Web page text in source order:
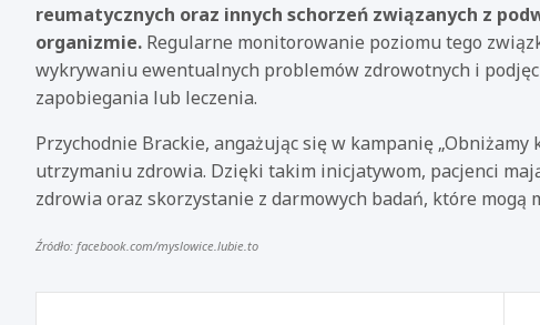
reumatycznych oraz innych schorzeń związanych z
organizmie. Regularne monitorowanie poziomu tego
wykrywaniu ewentualnych problemów zdrowotnych i
zapobiegania lub leczenia.
Przychodnie Brackie, angażując się w kampanię
utrzymaniu zdrowia. Dzięki takim inicjatywom, pacjenci
zdrowia oraz skorzystanie z darmowych badań, które mogą
Źródło: facebook.com/myslowice.lubie.to